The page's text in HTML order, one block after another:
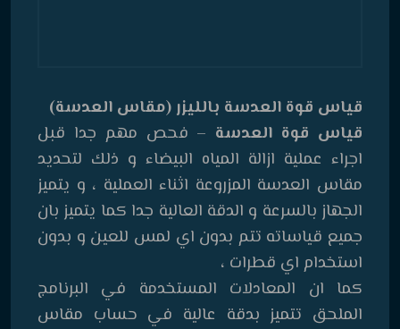
قياس قوة العدسة بالليزر (مقاس العدسة)
قياس قوة العدسة – فحص مهم جدا قبل
اجراء عملية ازالة المياه البيضاء و ذلك لتحديد
مقاس العدسة المزروعة اثناء العملية ، و يتميز
الجهاز بالسرعة و الدقة العالية جدا كما يتميز بان
جميع قياساته تتم بدون اي لمس للعين و بدون
استخدام اي قطرات ،
كما ان المعادلات المستخدمة في البرنامج
الملحق تتميز بدقة عالية في حساب مقاس